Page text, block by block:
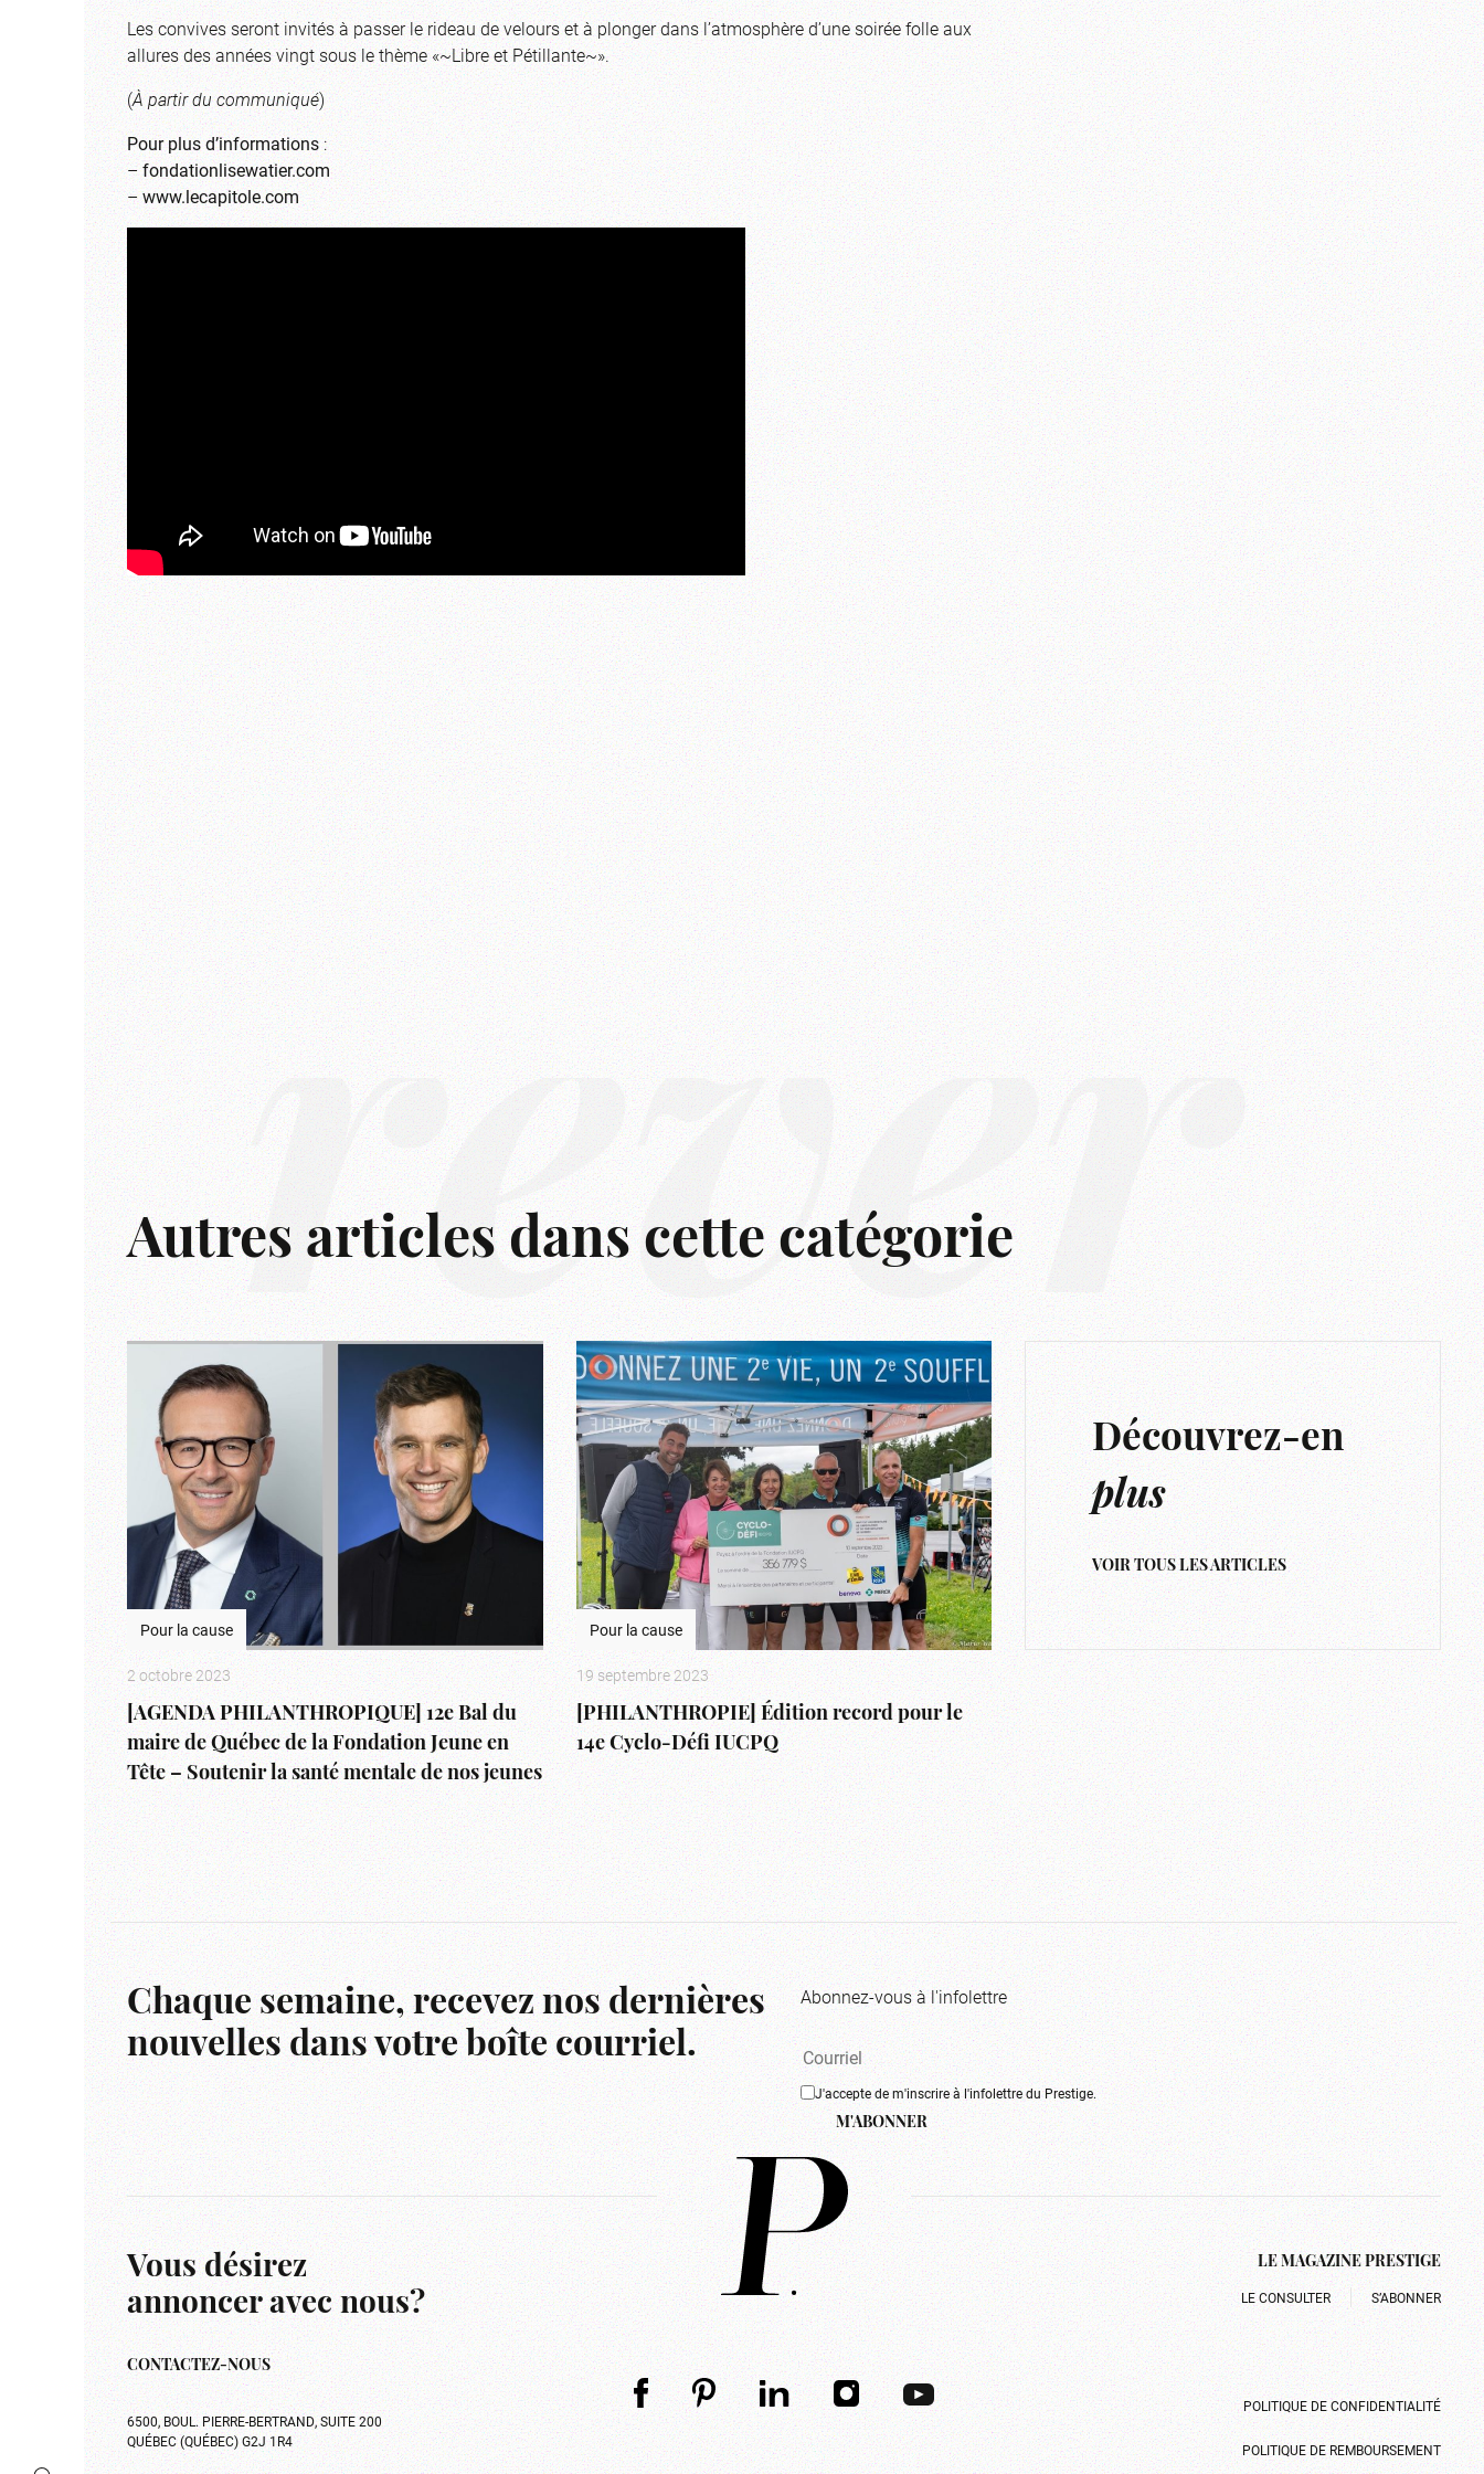
Les convives seront invités à passer le rideau de velours et à plonger dans l’atmosphère d’une soirée folle aux
allures des années vingt sous le thème «~Libre et Pétillante~».
(À partir du communiqué)
Pour plus d’informations:
–fondationlisewatier.com
–www.lecapitole.com
rêver
Autres articles dans cette catégorie
Pour la cause
2 octobre 2023
[AGENDA PHILANTHROPIQUE] 12e Bal du
maire de Québec de la Fondation Jeune en
Tête – Soutenir la santé mentale de nos jeunes
Pour la cause
19 septembre 2023
[PHILANTHROPIE] Édition record pour le
14e Cyclo-Défi IUCPQ
Découvrez-en
plus
VOIR TOUS LES ARTICLES
Chaque semaine, recevez nos dernières
nouvelles dans votre boîte courriel.
Abonnez-vous à l'infolettre
J'accepte de m'inscrire à l'infolettre du Prestige.
M'ABONNER
Vous désirez
annoncer avec nous?
CONTACTEZ-NOUS
6500, BOUL. PIERRE-BERTRAND, SUITE 200
QUÉBEC (QUÉBEC) G2J 1R4
LE MAGAZINE PRESTIGE
LE CONSULTER S’ABONNER
POLITIQUE DE CONFIDENTIALITÉ
POLITIQUE DE REMBOURSEMENT